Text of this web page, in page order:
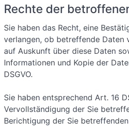
Rechte der
Sie haben das Recht, eine
verlangen, ob betreffende Daten
auf Auskunft über diese Daten
Informationen und Kopie der
DSGVO.
Sie haben entsprechend Art. 16
Vervollständigung der Sie
Berichtigung der Sie